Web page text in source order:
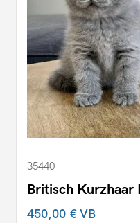
35440
Britisch Kurzhaar
450,00 €VB